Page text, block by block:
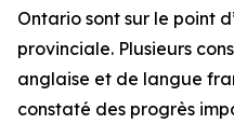
Ontario sont sur le point
provinciale. Plusieurs
anglaise et de langue
constaté des progrès